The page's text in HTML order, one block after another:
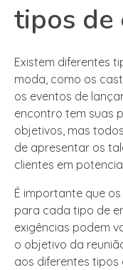
tipos de
Existem diferentes
moda, como os
os eventos de
encontro tem suas
objetivos, mas
de apresentar os
clientes em
É importante que
para cada tipo de
exigências podem
o objetivo da
aos diferentes tipos